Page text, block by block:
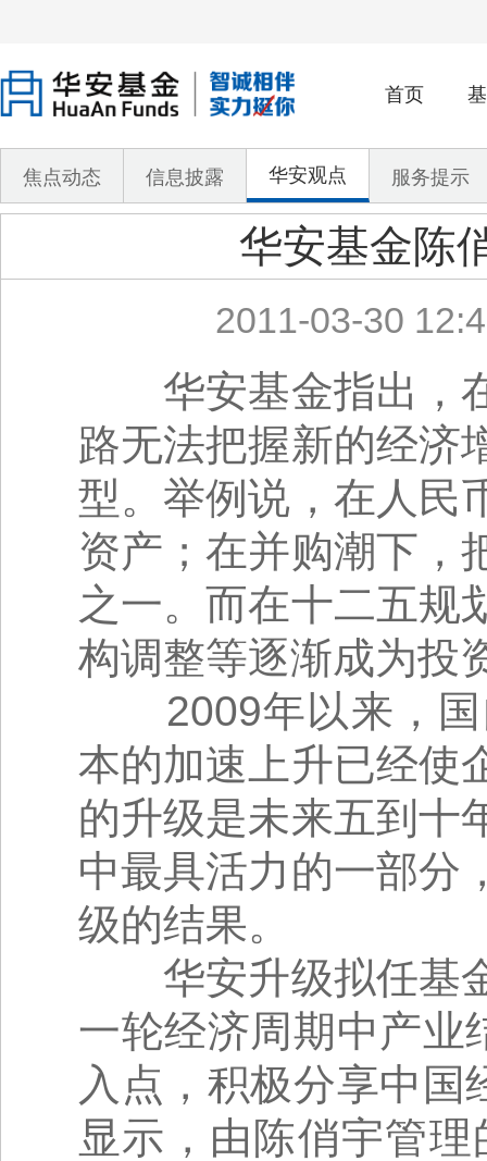
首页
焦点动态 信息披露 华安观点 服务提示
华安基金陈
2011-03-30
华安基金指出，在
路无法把握新的经济
型。举例说，在人民
资产；在并购潮下，
之一。而在十二五规
构调整等逐渐成为投
2009年以来，国
本的加速上升已经使
的升级是未来五到十
中最具活力的一部分
级的结果。
华安升级拟任基金
一轮经济周期中产业
入点，积极分享中国
显示，由陈俏宇管